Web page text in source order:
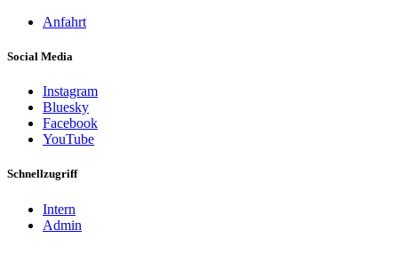
Anfahrt
Social Media
Instagram
Bluesky
Facebook
YouTube
Schnellzugriff
Intern
Admin